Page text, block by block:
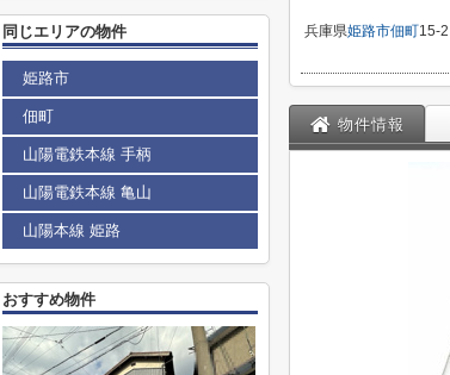
兵庫県姫路市佃町15-2
物件情報
同じエリアの物件
姫路市
佃町
山陽電鉄本線 手柄
山陽電鉄本線 亀山
山陽本線 姫路
おすすめ物件